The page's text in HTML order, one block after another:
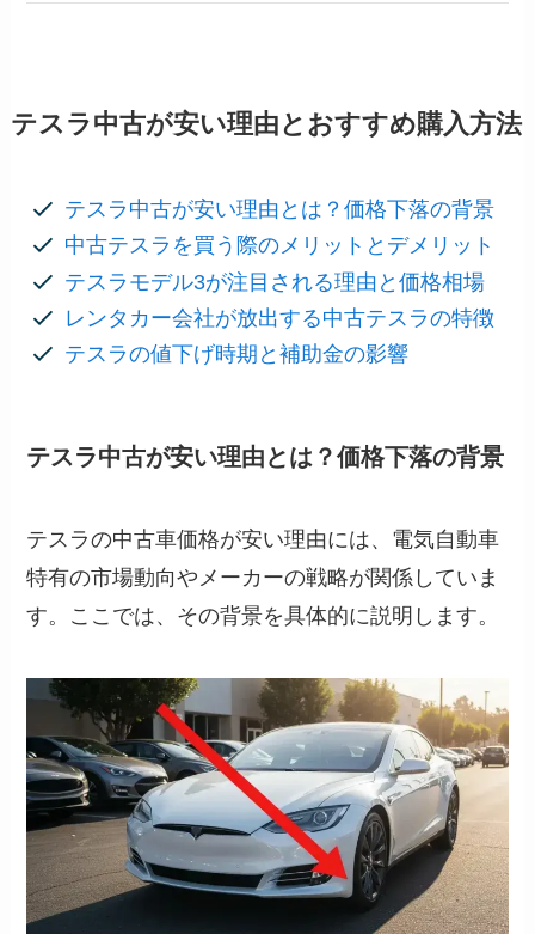
テスラ中古が安い理由とおすすめ購入方法
テスラ中古が安い理由とは？価格下落の背景
中古テスラを買う際のメリットとデメリット
テスラモデル3が注目される理由と価格相場
レンタカー会社が放出する中古テスラの特徴
テスラの値下げ時期と補助金の影響
テスラ中古が安い理由とは？価格下落の背景
テスラの中古車価格が安い理由には、電気自動車
特有の市場動向やメーカーの戦略が関係していま
す。ここでは、その背景を具体的に説明します。